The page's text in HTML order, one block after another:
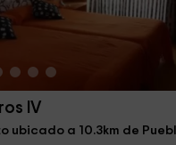
IV
ubicado a 10.3km de